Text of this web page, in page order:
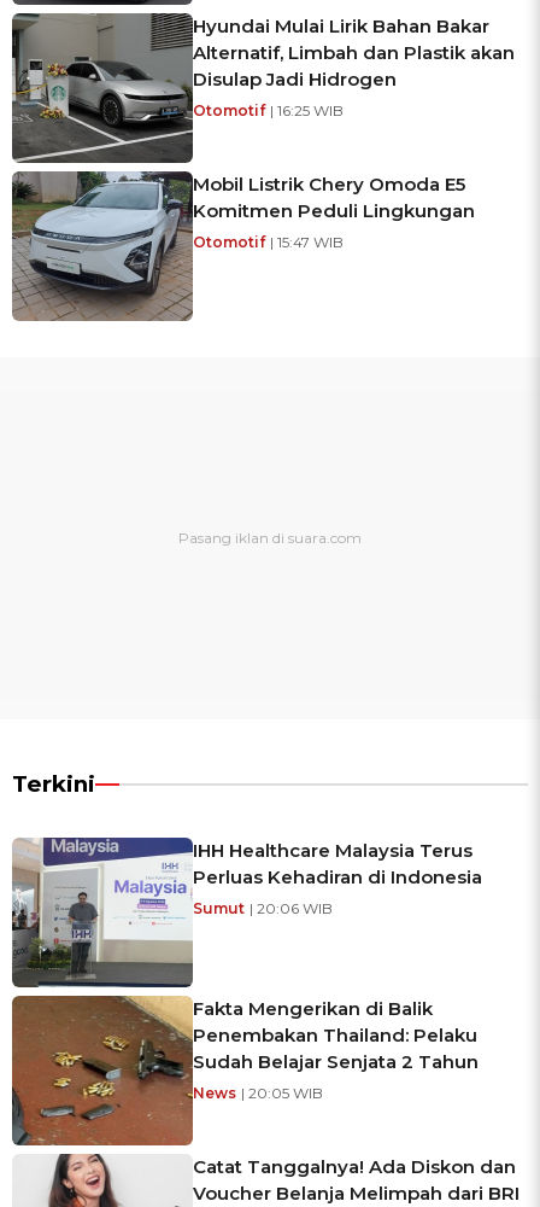
Hyundai Mulai Lirik Bahan Bakar
Alternatif, Limbah dan Plastik akan
Disulap Jadi Hidrogen
Otomotif | 16:25 WIB
Mobil Listrik Chery Omoda E5
Komitmen Peduli Lingkungan
Otomotif | 15:47 WIB
Terkini
IHH Healthcare Malaysia Terus
Perluas Kehadiran di Indonesia
Sumut | 20:06 WIB
Fakta Mengerikan di Balik
Penembakan Thailand: Pelaku
Sudah Belajar Senjata 2 Tahun
News | 20:05 WIB
Catat Tanggalnya! Ada Diskon dan
Voucher Belanja Melimpah dari BRI